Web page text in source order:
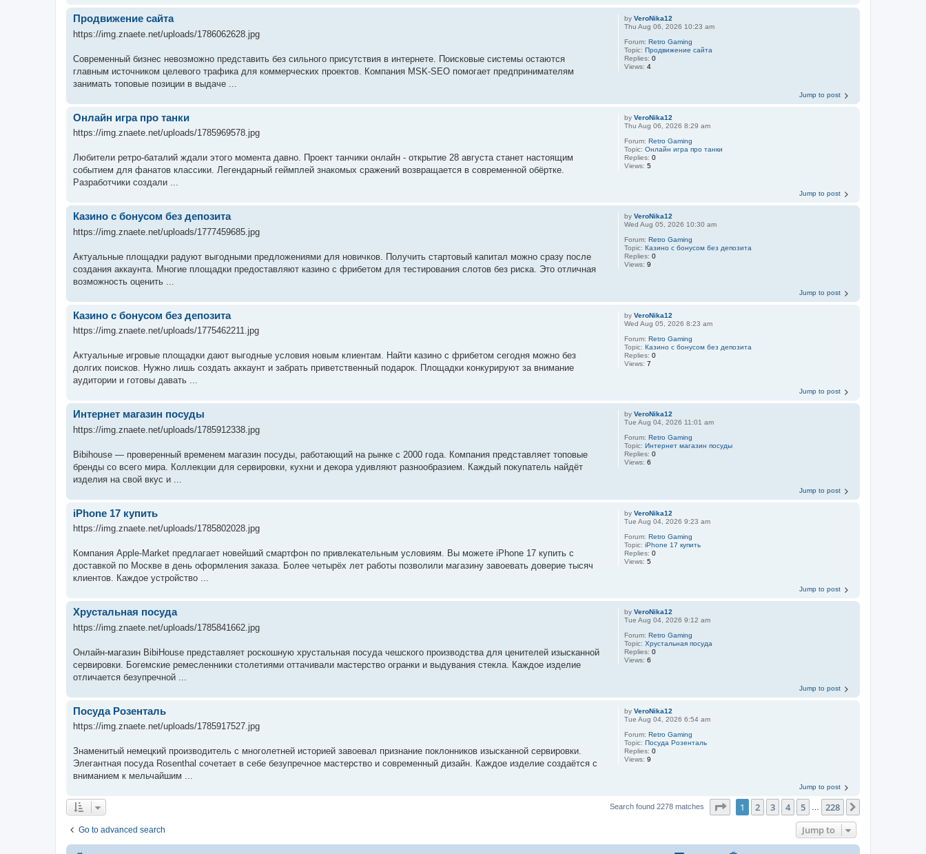
byVeroNika12
Thu Aug 06, 2026 10:23 am
Forum:Retro Gaming
Topic:Продвижение сайта
Replies:0
Views:4
Продвижение сайта
https://img.znaete.net/uploads/1786062628.jpg
Современный бизнес невозможно представить без сильного присутствия в интернете. Поисковые системы остаются
главным источником целевого трафика для коммерческих проектов. Компания MSK-SEO помогает предпринимателям
занимать топовые позиции в выдаче ...
Jump to post
byVeroNika12
Thu Aug 06, 2026 8:29 am
Forum:Retro Gaming
Topic:Онлайн игра про танки
Replies:0
Views:5
Онлайн игра про танки
https://img.znaete.net/uploads/1785969578.jpg
Любители ретро-баталий ждали этого момента давно. Проект танчики онлайн - открытие 28 августа станет настоящим
событием для фанатов классики. Легендарный геймплей знакомых сражений возвращается в современной обёртке.
Разработчики создали ...
Jump to post
byVeroNika12
Wed Aug 05, 2026 10:30 am
Forum:Retro Gaming
Topic:Казино с бонусом без депозита
Replies:0
Views:9
Казино с бонусом без депозита
https://img.znaete.net/uploads/1777459685.jpg
Актуальные площадки радуют выгодными предложениями для новичков. Получить стартовый капитал можно сразу после
создания аккаунта. Многие площадки предоставляют казино с фрибетом для тестирования слотов без риска. Это отличная
возможность оценить ...
Jump to post
byVeroNika12
Wed Aug 05, 2026 8:23 am
Forum:Retro Gaming
Topic:Казино с бонусом без депозита
Replies:0
Views:7
Казино с бонусом без депозита
https://img.znaete.net/uploads/1775462211.jpg
Актуальные игровые площадки дают выгодные условия новым клиентам. Найти казино с фрибетом сегодня можно без
долгих поисков. Нужно лишь создать аккаунт и забрать приветственный подарок. Площадки конкурируют за внимание
аудитории и готовы давать ...
Jump to post
byVeroNika12
Tue Aug 04, 2026 11:01 am
Forum:Retro Gaming
Topic:Интернет магазин посуды
Replies:0
Views:6
Интернет магазин посуды
https://img.znaete.net/uploads/1785912338.jpg
Bibihouse — проверенный временем магазин посуды, работающий на рынке с 2000 года. Компания представляет топовые
бренды со всего мира. Коллекции для сервировки, кухни и декора удивляют разнообразием. Каждый покупатель найдёт
изделия на свой вкус и ...
Jump to post
byVeroNika12
Tue Aug 04, 2026 9:23 am
Forum:Retro Gaming
Topic:iPhone 17 купить
Replies:0
Views:5
iPhone 17 купить
https://img.znaete.net/uploads/1785802028.jpg
Компания Apple-Market предлагает новейший смартфон по привлекательным условиям. Вы можете iPhone 17 купить с
доставкой по Москве в день оформления заказа. Более четырёх лет работы позволили магазину завоевать доверие тысяч
клиентов. Каждое устройство ...
Jump to post
byVeroNika12
Tue Aug 04, 2026 9:12 am
Forum:Retro Gaming
Topic:Хрустальная посуда
Replies:0
Views:6
Хрустальная посуда
https://img.znaete.net/uploads/1785841662.jpg
Онлайн-магазин BibiHouse представляет роскошную хрустальная посуда чешского производства для ценителей изысканной
сервировки. Богемские ремесленники столетиями оттачивали мастерство огранки и выдувания стекла. Каждое изделие
отличается безупречной ...
Jump to post
byVeroNika12
Tue Aug 04, 2026 6:54 am
Forum:Retro Gaming
Topic:Посуда Розенталь
Replies:0
Views:9
Посуда Розенталь
https://img.znaete.net/uploads/1785917527.jpg
Знаменитый немецкий производитель с многолетней историей завоевал признание поклонников изысканной сервировки.
Элегантная посуда Rosenthal сочетает в себе безупречное мастерство и современный дизайн. Каждое изделие создаётся с
вниманием к мельчайшим ...
Jump to post
Search found 2278 matches Page of 228
1 2 3 4 5 228
Go to advanced search Jump to